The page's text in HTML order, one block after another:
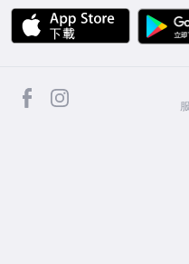
APP
facebook